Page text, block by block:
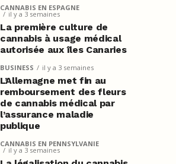
CANNABIS EN ESPAGNE
il y a 3 semaines
La première culture de
cannabis à usage médical
autorisée aux îles Canaries
BUSINESS il y a 3 semaines
L’Allemagne met fin au
remboursement des fleurs
de cannabis médical par
l’assurance maladie
publique
CANNABIS EN PENNSYLVANIE
il y a 3 semaines